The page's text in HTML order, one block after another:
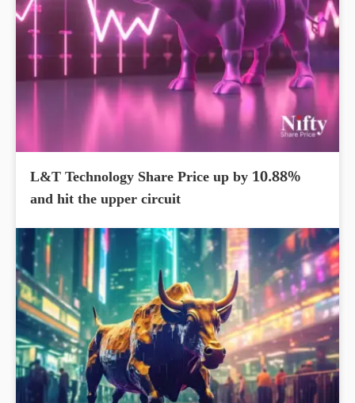
L&T Technology Share Price up by 10.88%
and hit the upper circuit